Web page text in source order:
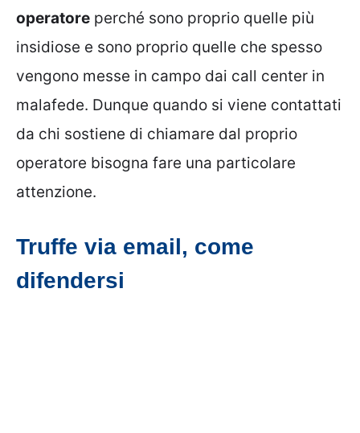
operatore perché sono proprio quelle più
insidiose e sono proprio quelle che spesso
vengono messe in campo dai call center in
malafede. Dunque quando si viene contattati
da chi sostiene di chiamare dal proprio
operatore bisogna fare una particolare
attenzione.
Truffe via email, come
difendersi